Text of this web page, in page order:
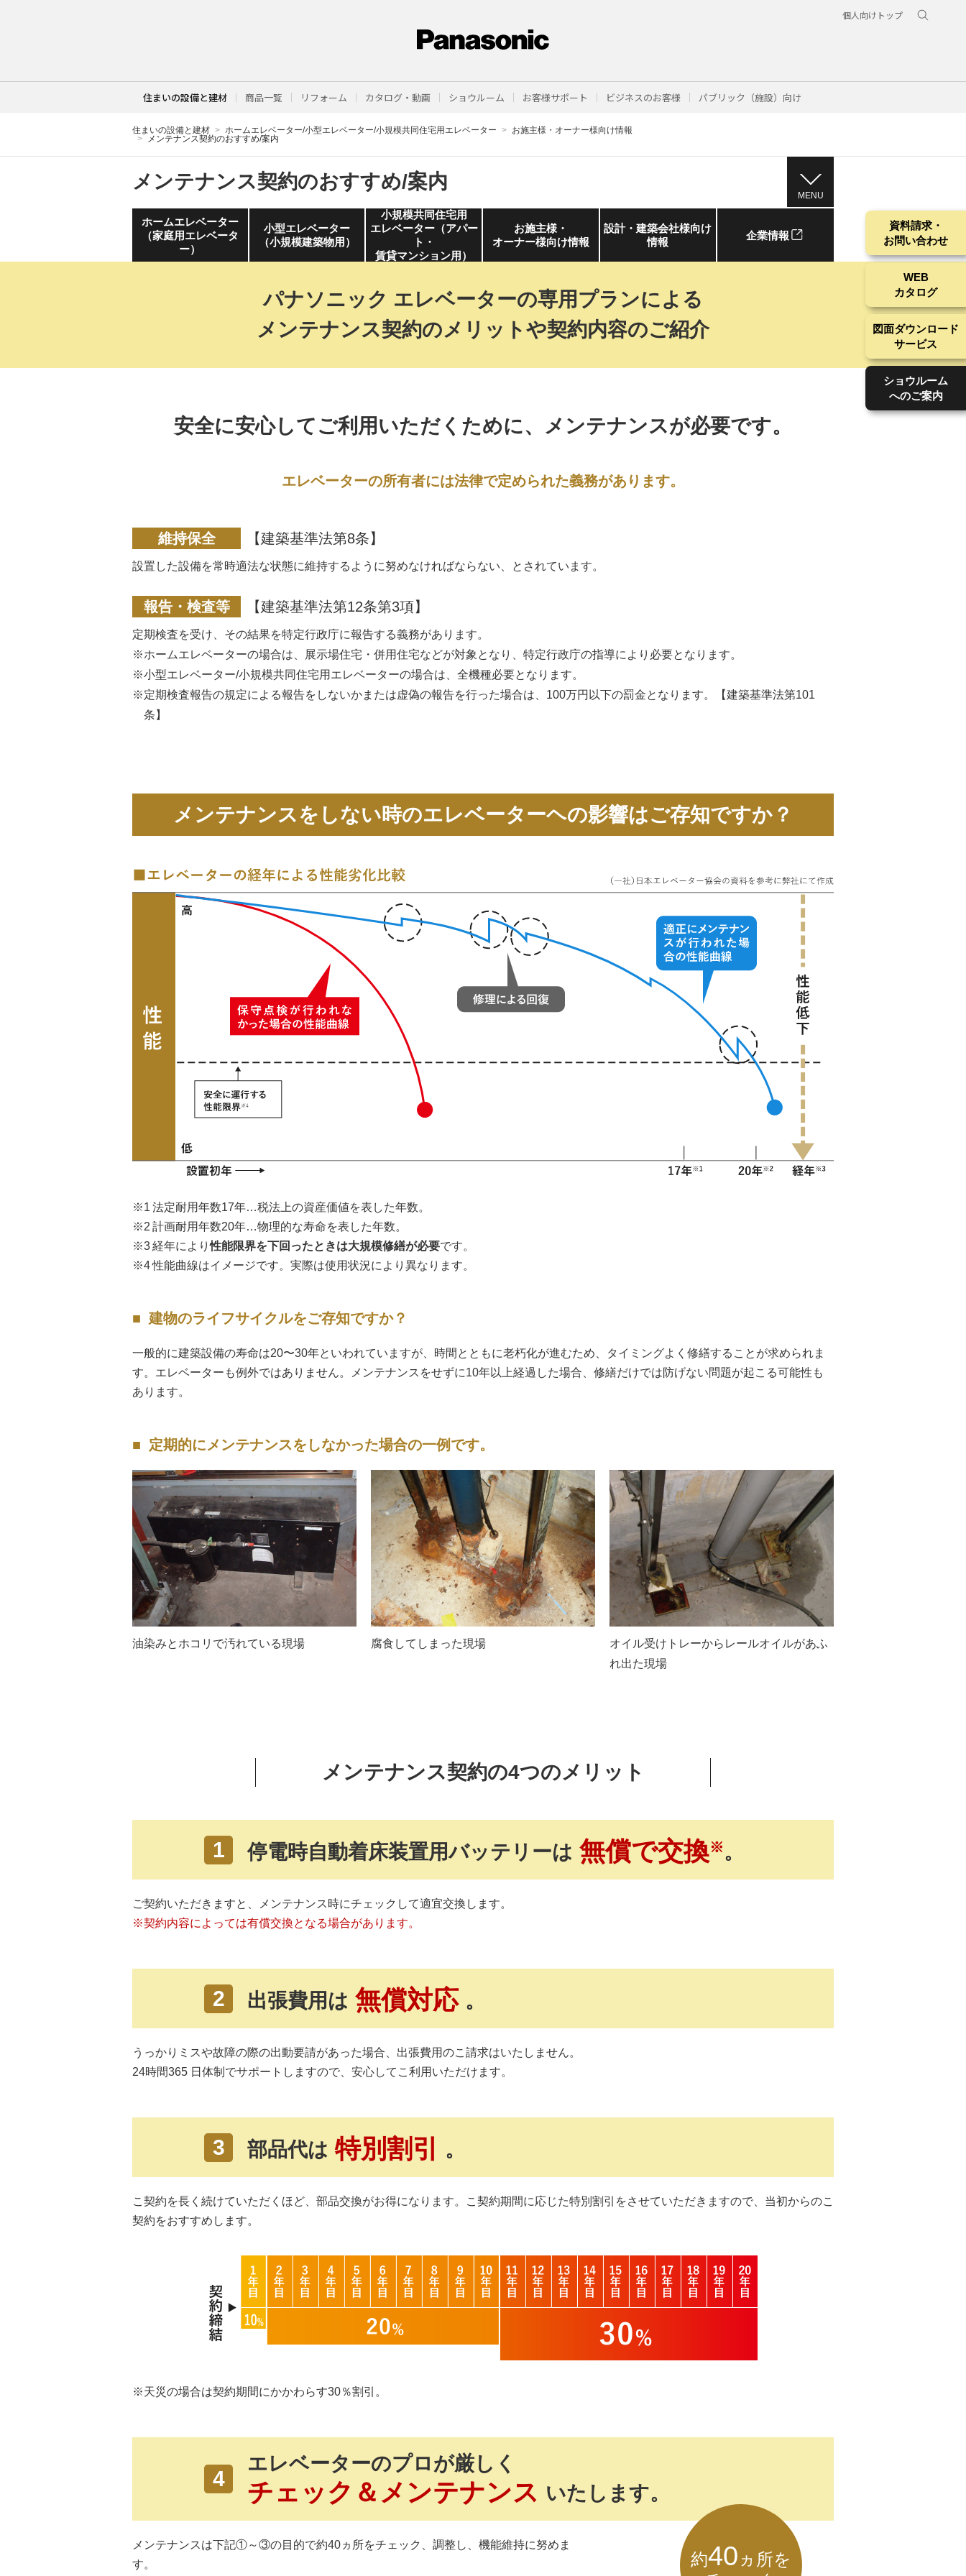
個人向けトップ
住まいの設備と建材 商品一覧 リフォーム カタログ・動画 ショウルーム お客様サポート ビジネスのお客様 パブリック（施設）向け
住まいの設備と建材 ホームエレベーター/小型エレベーター/小規模共同住宅用エレベーター
お施主様・オーナー様向け情報
メンテナンス契約のおすすめ/案内
メンテナンス契約のおすすめ/案内
MENU
資料請求・
お問い合わせ
WEB
カタログ
図面ダウンロード
サービス
ショウルーム
へのご案内
ホームエレベーター
（家庭用エレベータ
ー）
小型エレベーター
（小規模建築物用）
小規模共同住宅用
エレベーター（アパー
ト・
賃貸マンション用）
お施主様・
オーナー様向け情報
設計・建築会社様向け
情報
企業情報
パナソニック エレベーターの専用プランによる
メンテナンス契約のメリットや契約内容のご紹介
安全に安心してご利用いただくために、 メンテナンスが必要です。
エレベーターの所有者には法律で定められた義務があります。
維持保全 【建築基準法第8条】
設置した設備を常時適法な状態に維持するように努めなければならない、とされています。
報告・検査等 【建築基準法第12条第3項】
定期検査を受け、その結果を特定行政庁に報告する義務があります。
ホームエレベーターの場合は、展示場住宅・併用住宅などが対象となり、特定行政庁の指導により必要となります。
小型エレベーター/小規模共同住宅用エレベーターの場合は、全機種必要となります。
定期検査報告の規定による報告をしないかまたは虚偽の報告を行った場合は、100万円以下の罰金となります。【建築基準法第101
条】
メンテナンスをしない時のエレベーターヘの影響はご存知ですか？
法定耐用年数17年…税法上の資産価値を表した年数。
計画耐用年数20年…物理的な寿命を表した年数。
経年により性能限界を下回ったときは大規模修繕が必要です。
性能曲線はイメージです。実際は使用状況により異なります。
建物のライフサイクルをご存知ですか？
一般的に建築設備の寿命は20〜30年といわれていますが、時間とともに老朽化が進むため、タイミングよく修繕することが求められま
す。エレベーターも例外ではありません。メンテナンスをせずに10年以上経過した場合、修繕だけでは防げない問題が起こる可能性も
あります。
定期的にメンテナンスをしなかった場合の一例です。
油染みとホコリで汚れている現場 腐食してしまった現場
オイル受けトレーからレールオイルがあふ
れ出た現場
メンテナンス契約の4つのメリット
1 停電時自動着床装置用バッテリーは 無償で交換※ 。
ご契約いただきますと、メンテナンス時にチェックして適宜交換します。
※契約内容によっては有償交換となる場合があります。
2 出張費用は 無償対応 。
うっかりミスや故障の際の出動要請があった場合、出張費用のこ請求はいたしません。
24時間365 日体制でサポートしますので、安心してこ利用いただけます。
3 部品代は 特別割引 。
こ契約を長く続けていただくほど、部品交換がお得になります。こ契約期間に応じた特別割引をさせていただきますので、当初からのこ
契約をおすすめします。
※天災の場合は契約期間にかかわらす30％割引。
4
エレベーターのプロが厳しく
チェック＆メンテナンス いたします。
メンテナンスは下記①～③の目的で約40ヵ所をチェック、調整し、機能維持に努めま
す。
約40 ヵ所を